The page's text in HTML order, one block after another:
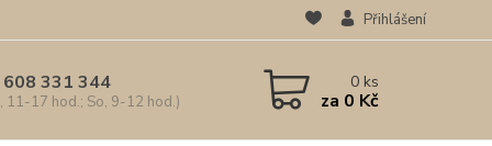
Přihlášení
331 344
11-17 hod.; So, 9-12 hod.)
0ks
za 0 Kč